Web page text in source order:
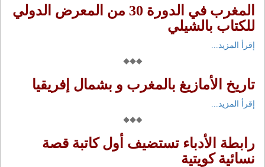
المغرب في الدورة 30 من المعرض الدولي
للكتاب بالشيلي
إقرأ المزيد...
تاريخ الأمازيغ بالمغرب و بشمال إفريقيا
إقرأ المزيد...
رابطة الأدباء تستضيف أول كاتبة قصة
نسائية كويتية